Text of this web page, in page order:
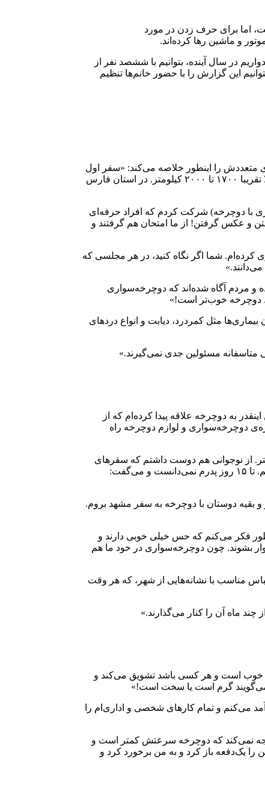
اما برای حرف زدن در مورد
و ماشین رها کرده‌اند.
در سال آینده، بتوانیم با ششصد نفر از
این گزارش را با حضور خانم‌ها تنظیم
او سفرهای متعددش را اینطور خلاصه می‌کند: «سفر اول
به جمکران حدود ۱۵۰۰ کیلومتر؛ سفر دوم به مشهد حدود ۲۵۰۰ کیلومتر؛ سفر از مهران به کربلا با علی شمسی؛ دو بار سفر از شیراز به کربلا تقریبا ۱۷۰۰ تا ۲۰۰۰ کیلومتر. در استان فارس
با دوچرخه) شرکت کردم که افراد حرفه‌ای
و عکس گرفتن! از ما امتحان هم گرفتند و
کرده‌ام. شما اگر نگاه کنید، در هر مجلسی که
و مردم آگاه شده‌اند که دوچرخه‌سواری
دوچرخه خوب‌تر است!»
مثل کمردرد، دیابت و انواع دردهای
مسئولین جدی نمی‌گیرند.»
اینقدر به دوچرخه علاقه پیدا کرده‌ام که از
کردم، کنار گذاشته‌ام و مغازه‌ی دوچرخه‌سواری و لوازم دوچرخه راه
از نوجوانی هم دوست داشتم که سفرهای
راه دور بروم، اما خانواده اجازه نمی‌داد. آن زمان هم بدون اجازه پدرم، یک مغازه اجاره کردم و تعمیرگاه و فروشگاه لوازم دوچرخه راه انداختم. تا ۱۵ روز پدرم نمی‌دانست و می‌گفت:
بقیه دوستان با دوچرخه‌ به سفر مشهد بروم.
فکر می‌کنم که حس خیلی خوبی دارند و
بشوند. چون دوچرخه‌سواری در خود ما هم
مناسب با نشانه‌هایی از شهر، که هر وقت
ماه آن را کنار می‌گذارند.»
مردم خوب است و هر کسی باشد تشویق می‌کند و
می‌گویند گرم است یا سخت است!»
می‌کنم و تمام کارهای شخصی و اداری‌ام را
نمی‌کند که دوچرخه سرعتش کمتر است و
یک‌دفعه باز کرد و به من برخورد کرد و